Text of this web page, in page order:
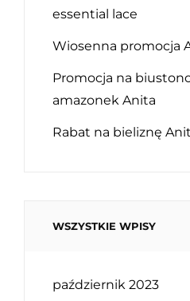
essential lace
Wiosenna promocja
Promocja na
amazonek Anita
Rabat na bieliznę
WSZYSTKIE WPISY
październik 2023